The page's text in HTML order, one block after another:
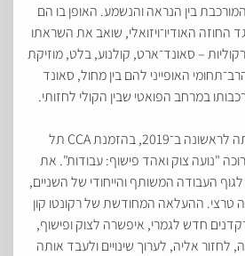
בין הנראה והנשמע. האופן בו הם
החוזה האודיו־ויזואלי, שואב את השראתו
– סאונד־ארט, קולנוע, בלט, מוזיקת
האופייני להם בין מחול, סאונד
במרחב הפואטי שבין הקולי לחזותי.
נוצרה ועלתה לראשונה ב־2019, בהזמנת CCA תל
"נועה צוק ואהד פישוף: עבודות". את
העבודה המשותף והייחודי של השניים,
טרצי. ההעלאה המחודשת של רקונטו קון
רקדנים חדש לגמרי, איפשרה לצוק ופישוף,
לחזור אליה, לערוך שינויים ולעבד אותה